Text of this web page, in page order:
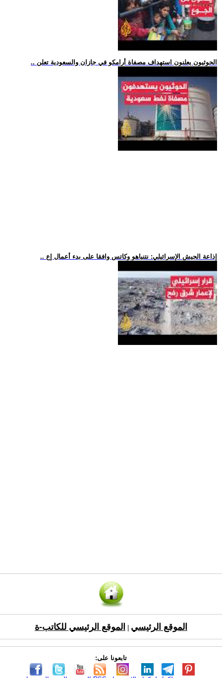
.. الحوثيون يعلنون استهداف مصفاة أرامكو في جازان والسعودية تعلن
.. إذاعة الجيش الإسرائيلي: نتنياهو وكاتس وافقا على بدء أعمال إع
الموقع الرئيسي الموقع الرئيسي للكاتب-ة
تابعونا على: